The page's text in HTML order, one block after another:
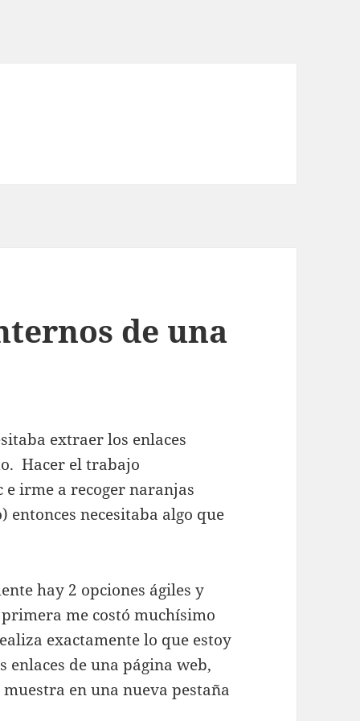
de una
extraer los enlaces
Hacer el trabajo
irme a recoger naranjas
entonces necesitaba algo que
hay 2 opciones ágiles y
me costó muchísimo
exactamente lo que estoy
enlaces de una página web,
en una nueva pestaña